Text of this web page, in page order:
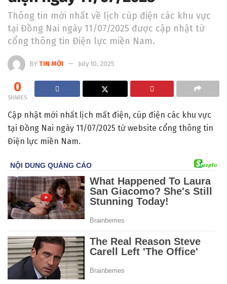
Thông tin mới nhất về lịch cúp điện các khu vực
tại Đồng Nai ngày 11/07/2025 được cập nhật từ
cổng thông tin Điện lực miền Nam.
BY TIN MỚI July 10, 2025
0
SHARES
Cập nhật mới nhất lịch mất điện, cúp điện các khu vực
tại Đồng Nai ngày 11/07/2025 từ website cổng thông tin
Điện lực miền Nam.